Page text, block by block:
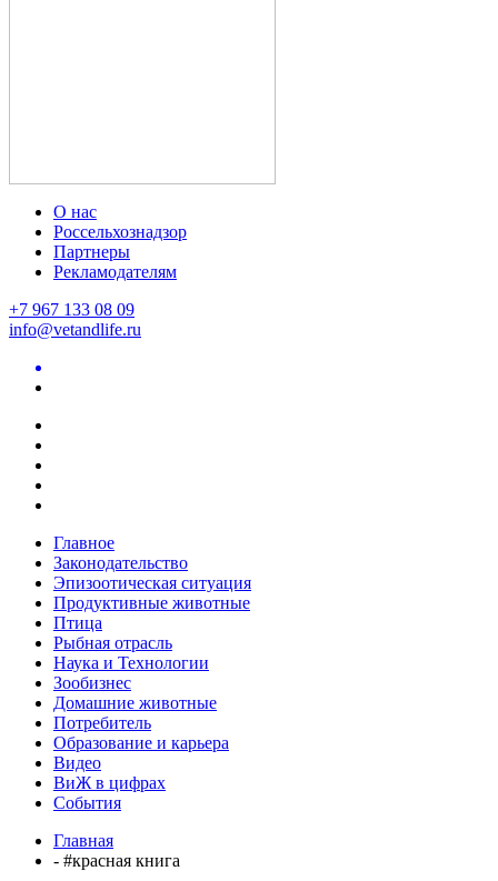
О нас
Россельхознадзор
Партнеры
Рекламодателям
+7 967 133 08 09
info@vetandlife.ru
Главное
Законодательство
Эпизоотическая ситуация
Продуктивные животные
Птица
Рыбная отрасль
Наука и Технологии
Зообизнес
Домашние животные
Потребитель
Образование и карьера
Видео
ВиЖ в цифрах
События
Главная
- #красная книга